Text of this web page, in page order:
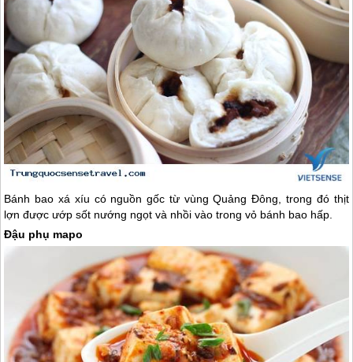
Bánh bao xá xíu có nguồn gốc từ vùng Quảng Đông, trong đó thịt
lợn được ướp sốt nướng ngọt và nhồi vào trong vỏ bánh bao hấp.
Đậu phụ mapo